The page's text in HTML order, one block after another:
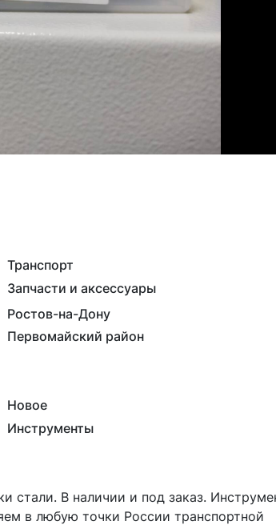
Транспорт
Запчасти и аксессуары
Ростов-на-Дону
Первомайский район
Новое
Инструменты
в любую точки России транспортной